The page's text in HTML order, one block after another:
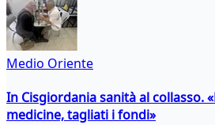
Medio Oriente
In Cisgiordania sanità al collasso.
medicine, tagliati i fondi»